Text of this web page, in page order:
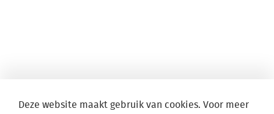
Deze website maakt gebruik van cookies. Voor meer